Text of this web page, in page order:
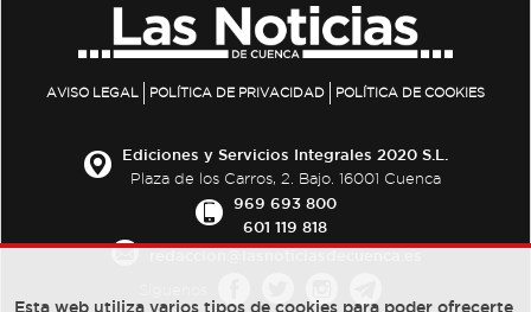
AVISO LEGAL POLÍTICA DE PRIVACIDAD POLÍTICA DE COOKIES
Ediciones y Servicios Integrales 2020 S.L.
Plaza de los Carros, 2. Bajo. 16001 Cuenca
969 693 800
601 119 818
Esta web utiliza varios tipos de cookies para poder ofrecerte